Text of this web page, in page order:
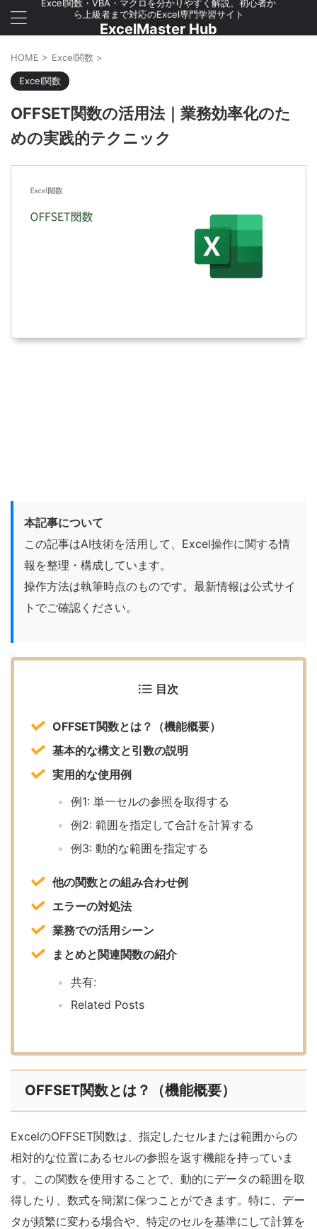
Excel関数・VBA・マクロを分かりやすく解説。初心者か
ら上級者まで対応のExcel専門学習サイト
ExcelMaster Hub
HOME > Excel関数 >
Excel関数
OFFSET関数の活用法｜業務効率化のた
めの実践的テクニック
本記事について
この記事はAI技術を活用して、Excel操作に関する情
報を整理・構成しています。
操作方法は執筆時点のものです。最新情報は公式サイ
トでご確認ください。
目次
OFFSET関数とは？（機能概要）
基本的な構文と引数の説明
実用的な使用例
例1: 単一セルの参照を取得する
例2: 範囲を指定して合計を計算する
例3: 動的な範囲を指定する
他の関数との組み合わせ例
エラーの対処法
業務での活用シーン
まとめと関連関数の紹介
共有:
Related Posts
OFFSET関数とは？（機能概要）
ExcelのOFFSET関数は、指定したセルまたは範囲からの
相対的な位置にあるセルの参照を返す機能を持っていま
す。この関数を使用することで、動的にデータの範囲を取
得したり、数式を簡潔に保つことができます。特に、デー
タが頻繁に変わる場合や、特定のセルを基準にして計算を